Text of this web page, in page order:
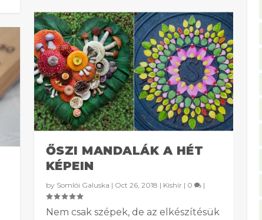
ŐSZI MANDALÁK A HÉT
KÉPEIN
by Somlói Galuska | Oct 26, 2018 | Kishír| 0 |
Nem csak szépek, de az elkészítésük